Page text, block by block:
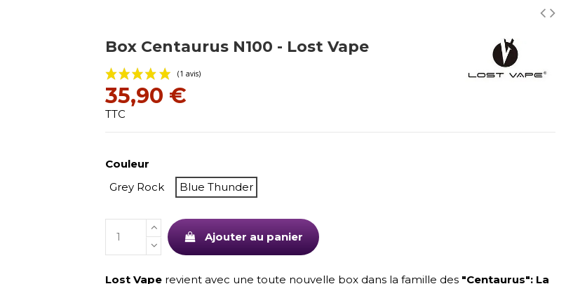
Box Centaurus N100 - Lost Vape
35,90 €
TTC
Couleur
Grey Rock
Blue Thunder
Ajouter au panier
Lost Vape revient avec une toute nouvelle box dans la famille des "Centaurus": La